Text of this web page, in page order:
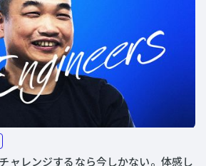
ャレンジするなら今しかない。体感し